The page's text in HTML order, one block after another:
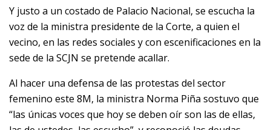
Y justo a un costado de Palacio Nacional, se escucha la
voz de la ministra presidente de la Corte, a quien el
vecino, en las redes sociales y con escenificaciones en la
sede de la SCJN se pretende acallar.
Al hacer una defensa de las protestas del sector
femenino este 8M, la ministra Norma Piña sostuvo que
“las únicas voces que hoy se deben oír son las de ellas,